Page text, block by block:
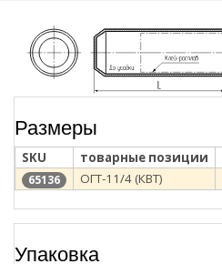
Размеры
SKU товарные позиции
65136 ОГТ-11/4 (КВТ)
Упаковка